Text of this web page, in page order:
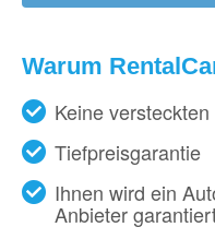
Warum
Keine
Tiefpreisgarantie
Ihnen wird ein
Anbieter